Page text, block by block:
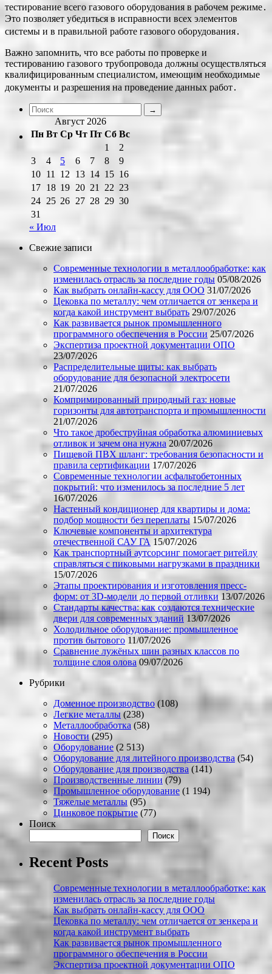
тестирование всего газового оборудования в рабочем режиме․
Это позволяет убедиться в исправности всех элементов
системы и в правильной работе газового оборудования․
Важно запомнить, что все работы по проверке и
тестированию газового трубопровода должны осуществляться
квалифицированным специалистом, имеющим необходимые
документы и разрешения на проведение данных работ․
Август 2026
Пн Вт Ср Чт Пт Сб Вс
1
2
3
4 5 6 7 8
9
10 11 12 13 14 15 16
17 18 19 20 21 22 23
24 25 26 27 28 29 30
31
« Июл
Свежие записи
Современные технологии в металлообработке: как
изменилась отрасль за последние годы 05/08/2026
Как выбрать онлайн-кассу для ООО 31/07/2026
Цековка по металлу: чем отличается от зенкера и
когда какой инструмент выбрать 29/07/2026
Как развивается рынок промышленного
программного обеспечения в России 25/07/2026
Экспертиза проектной документации ОПО
23/07/2026
Распределительные щиты: как выбрать
оборудование для безопасной электросети
21/07/2026
Компримированный природный газ: новые
горизонты для автотранспорта и промышленности
21/07/2026
Что такое дробеструйная обработка алюминиевых
отливок и зачем она нужна 20/07/2026
Пищевой ПВХ шланг: требования безопасности и
правила сертификации 17/07/2026
Современные технологии асфальтобетонных
покрытий: что изменилось за последние 5 лет
16/07/2026
Настенный кондиционер для квартиры и дома:
подбор мощности без переплаты 15/07/2026
Ключевые компоненты и архитектура
отечественной САУ ГА 15/07/2026
Как транспортный аутсорсинг помогает ритейлу
справляться с пиковыми нагрузками в праздники
15/07/2026
Этапы проектирования и изготовления пресс-
форм: от 3D-модели до первой отливки 13/07/2026
Стандарты качества: как создаются технические
двери для современных зданий 13/07/2026
Холодильное оборудование: промышленное
против бытового 11/07/2026
Сравнение лужёных шин разных классов по
толщине слоя олова 09/07/2026
Рубрики
Доменное производство (108)
Легкие металлы (238)
Металлообработка (58)
Новости (295)
Оборудование (2 513)
Оборудование для литейного производства (54)
Оборудование для производства (141)
Производственные линии (79)
Промышленное оборудование (1 194)
Тяжелые металлы (95)
Цинковое покрытие (77)
Поиск
Поиск
Recent Posts
Современные технологии в металлообработке: как
изменилась отрасль за последние годы
Как выбрать онлайн-кассу для ООО
Цековка по металлу: чем отличается от зенкера и
когда какой инструмент выбрать
Как развивается рынок промышленного
программного обеспечения в России
Экспертиза проектной документации ОПО